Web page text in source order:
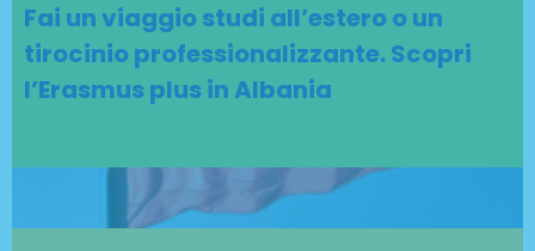
Fai un viaggio studi all’estero o un
tirocinio professionalizzante. Scopri
l’Erasmus plus in Albania